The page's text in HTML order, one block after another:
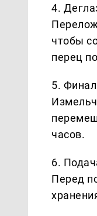
4.
чтобы
перец
5.
часов.
6.
Перед